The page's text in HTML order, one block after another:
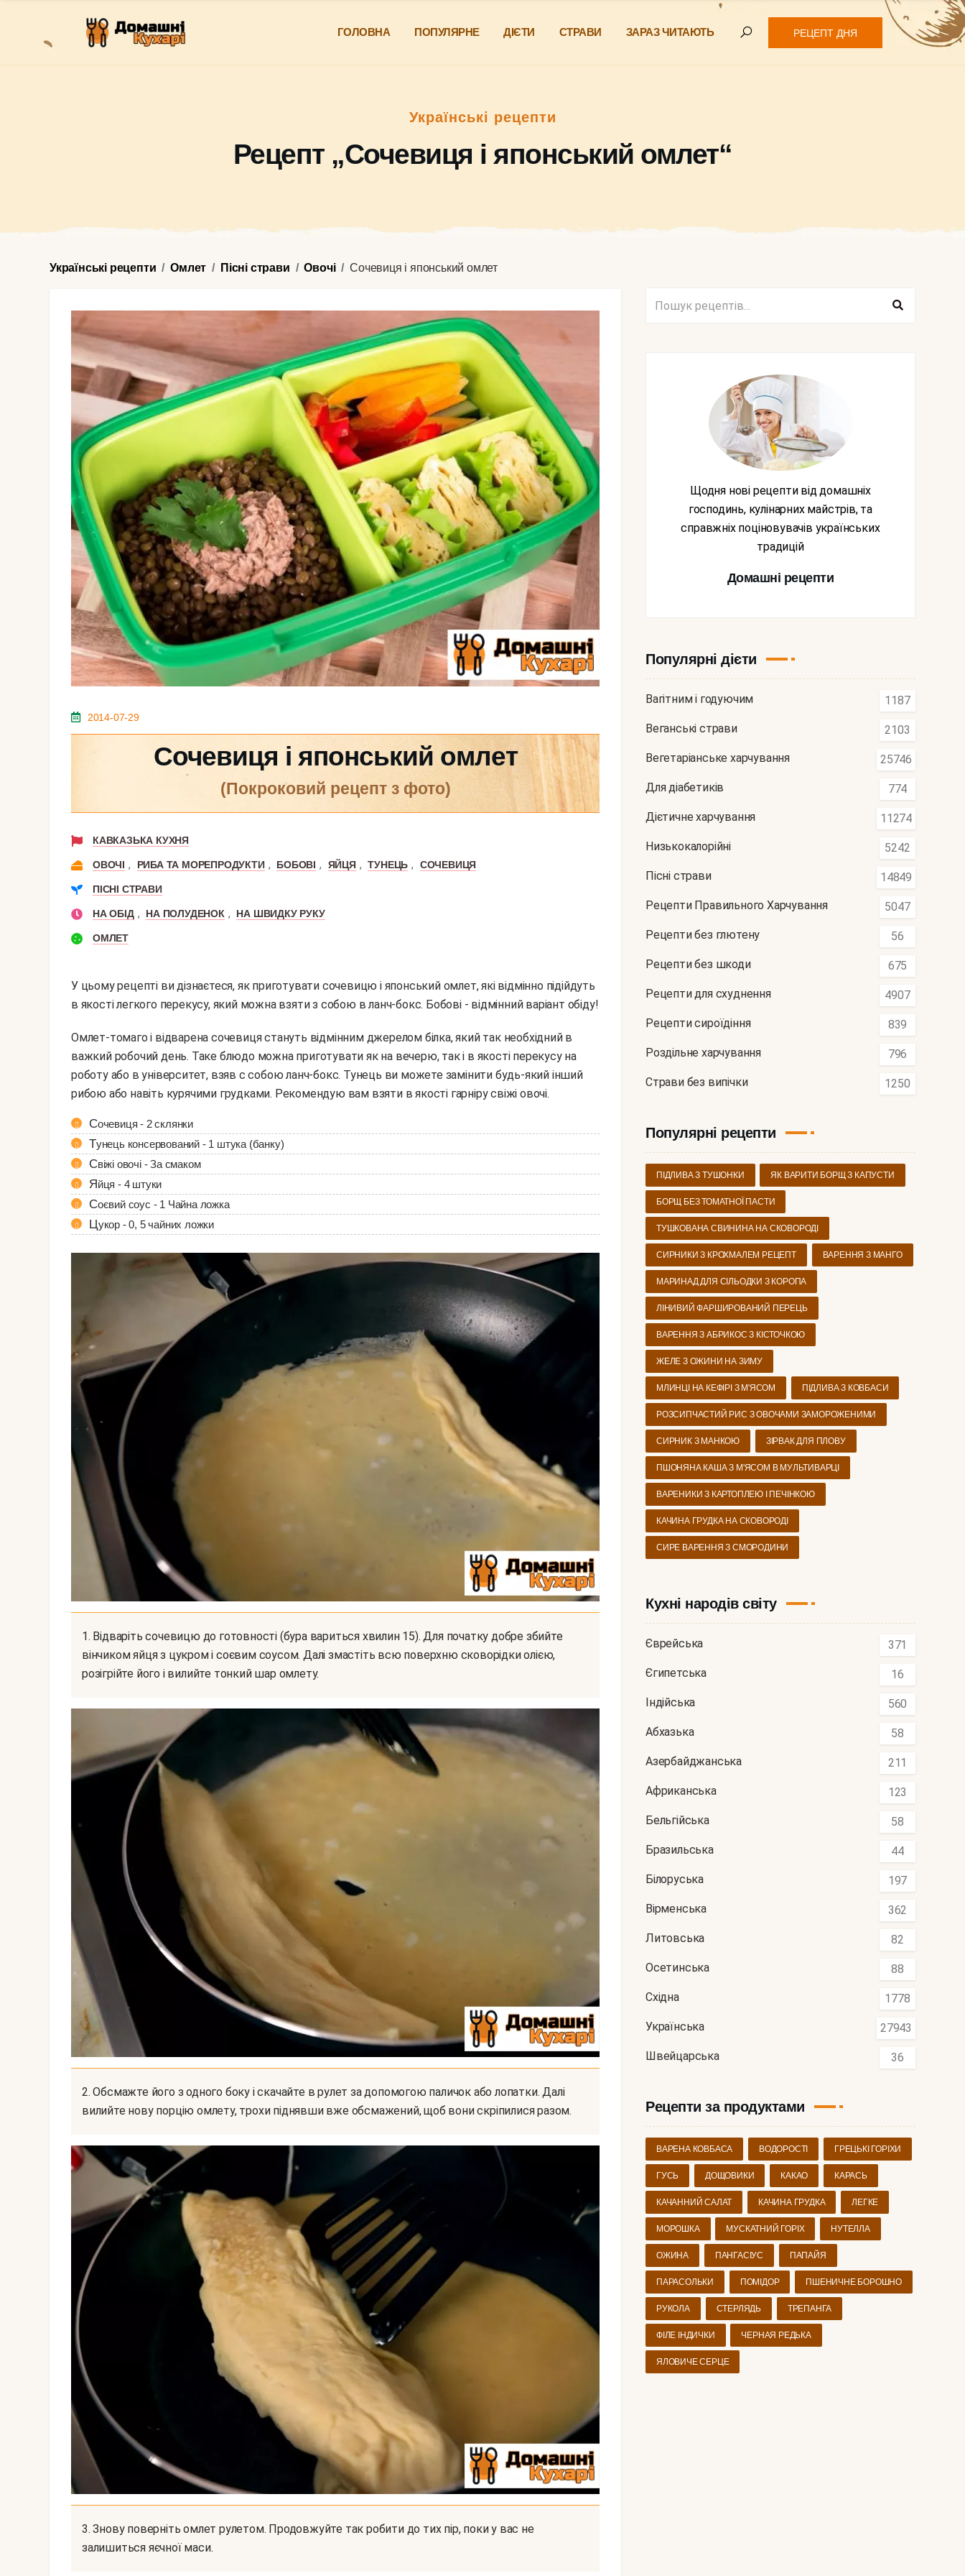
ГОЛОВНА ПОПУЛЯРНЕ ДІЄТИ СТРАВИ ЗАРАЗ ЧИТАЮТЬ РЕЦЕПТ ДНЯ
Українські рецепти
Рецепт „Сочевиця і японський омлет“
Українські рецепти Омлет Пісні страви Овочі Сочевиця і японський омлет
2014-07-29
Сочевиця і японський омлет
(покроковий рецепт з фото)
КАВКАЗЬКА КУХНЯ
ОВОЧІ , РИБА ТА МОРЕПРОДУКТИ , БОБОВІ , ЯЙЦЯ , ТУНЕЦЬ , СОЧЕВИЦЯ
ПІСНІ СТРАВИ
НА ОБІД , НА ПОЛУДЕНОК , НА ШВИДКУ РУКУ
ОМЛЕТ
У цьому рецепті ви дізнаєтеся, як приготувати сочевицю і японський омлет, які відмінно підійдуть
в якості легкого перекусу, який можна взяти з собою в ланч-бокс. Бобові - відмінний варіант обіду!
Омлет-томаго і відварена сочевиця стануть відмінним джерелом білка, який так необхідний в
важкий робочий день. Таке блюдо можна приготувати як на вечерю, так і в якості перекусу на
роботу або в університет, взяв с собою ланч-бокс. Тунець ви можете замінити будь-який інший
рибою або навіть курячими грудками. Рекомендую вам взяти в якості гарніру свіжі овочі.
Сочевиця - 2 склянки
Тунець консервований - 1 штука (банку)
Свіжі овочі - За смаком
Яйця - 4 штуки
Соєвий соус - 1 Чайна ложка
Цукор - 0, 5 чайних ложки
1. Відваріть сочевицю до готовності (бура вариться хвилин 15). Для початку добре збийте
вінчиком яйця з цукром і соєвим соусом. Далі змастіть всю поверхню сковорідки олією,
розігрійте його і вилийте тонкий шар омлету.
2. Обсмажте його з одного боку і скачайте в рулет за допомогою паличок або лопатки. Далі
вилийте нову порцію омлету, трохи піднявши вже обсмажений, щоб вони скріпилися разом.
3. Знову поверніть омлет рулетом. Продовжуйте так робити до тих пір, поки у вас не
залишиться яєчної маси.
Щодня нові рецепти від домашніх
господинь, кулінарних майстрів, та
справжніх поціновувачів українських
традицій
Домашні рецепти
Популярні дієти
Вагітним і годуючим 1187
Веганські страви 2103
Вегетаріанське харчування 25746
Для діабетиків 774
Дієтичне харчування 11274
Низькокалорійні 5242
Пісні страви 14849
Рецепти Правильного Харчування 5047
Рецепти без глютену 56
Рецепти без шкоди 675
Рецепти для схуднення 4907
Рецепти сироїдіння 839
Роздільне харчування 796
Страви без випічки 1250
Популярні рецепти
ПІДЛИВА З ТУШОНКИ ЯК ВАРИТИ БОРЩ З КАПУСТИ
БОРЩ БЕЗ ТОМАТНОЇ ПАСТИ
ТУШКОВАНА СВИНИНА НА СКОВОРОДІ
СИРНИКИ З КРОХМАЛЕМ РЕЦЕПТ ВАРЕННЯ З МАНГО
МАРИНАД ДЛЯ СІЛЬОДКИ З КОРОПА
ЛІНИВИЙ ФАРШИРОВАНИЙ ПЕРЕЦЬ
ВАРЕННЯ З АБРИКОС З КІСТОЧКОЮ
ЖЕЛЕ З ОЖИНИ НА ЗИМУ
МЛИНЦІ НА КЕФІРІ З М'ЯСОМ ПІДЛИВА З КОВБАСИ
РОЗСИПЧАСТИЙ РИС З ОВОЧАМИ ЗАМОРОЖЕНИМИ
СИРНИК З МАНКОЮ ЗІРВАК ДЛЯ ПЛОВУ
ПШОНЯНА КАША З М'ЯСОМ В МУЛЬТИВАРЦІ
ВАРЕНИКИ З КАРТОПЛЕЮ І ПЕЧІНКОЮ
КАЧИНА ГРУДКА НА СКОВОРОДІ
СИРЕ ВАРЕННЯ З СМОРОДИНИ
Кухні народів світу
Єврейська 371
Єгипетська 16
Індійська 560
Абхазька 58
Азербайджанська 211
Африканська 123
Бельгійська 58
Бразильська 44
Білоруська 197
Вірменська 362
Литовська 82
Осетинська 88
Східна 1778
Українська 27943
Швейцарська 36
Рецепти за продуктами
ВАРЕНА КОВБАСА ВОДОРОСТІ ГРЕЦЬКІ ГОРІХИ
ГУСЬ ДОЩОВИКИ КАКАО КАРАСЬ
КАЧАННИЙ САЛАТ КАЧИНА ГРУДКА ЛЕГКЕ
МОРОШКА МУСКАТНИЙ ГОРІХ НУТЕЛЛА
ОЖИНА ПАНГАСІУС ПАПАЙЯ
ПАРАСОЛЬКИ ПОМІДОР ПШЕНИЧНЕ БОРОШНО
РУКОЛА СТЕРЛЯДЬ ТРЕПАНГА
ФІЛЕ ІНДИЧКИ ЧЕРНАЯ РЕДЬКА
ЯЛОВИЧЕ СЕРЦЕ